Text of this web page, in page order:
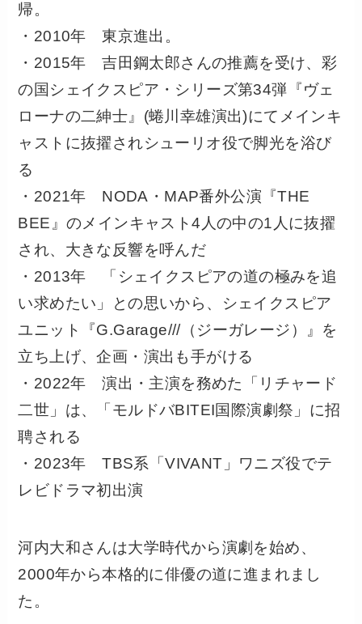
帰。
・2010年 東京進出。
・2015年 吉田鋼太郎さんの推薦を受け、彩
の国シェイクスピア・シリーズ第34弾『ヴェ
ローナの二紳士』(蜷川幸雄演出)にてメインキ
ャストに抜擢されシューリオ役で脚光を浴び
る
・2021年 NODA・MAP番外公演『THE
BEE』のメインキャスト4人の中の1人に抜擢
され、大きな反響を呼んだ
・2013年 「シェイクスピアの道の極みを追
い求めたい」との思いから、シェイクスピア
ユニット『G.Garage///（ジーガレージ）』を
立ち上げ、企画・演出も手がける
・2022年 演出・主演を務めた「リチャード
二世」は、「モルドバBITEI国際演劇祭」に招
聘される
・2023年 TBS系「VIVANT」ワニズ役でテ
レビドラマ初出演
河内大和さんは大学時代から演劇を始め、
2000年から本格的に俳優の道に進まれまし
た。